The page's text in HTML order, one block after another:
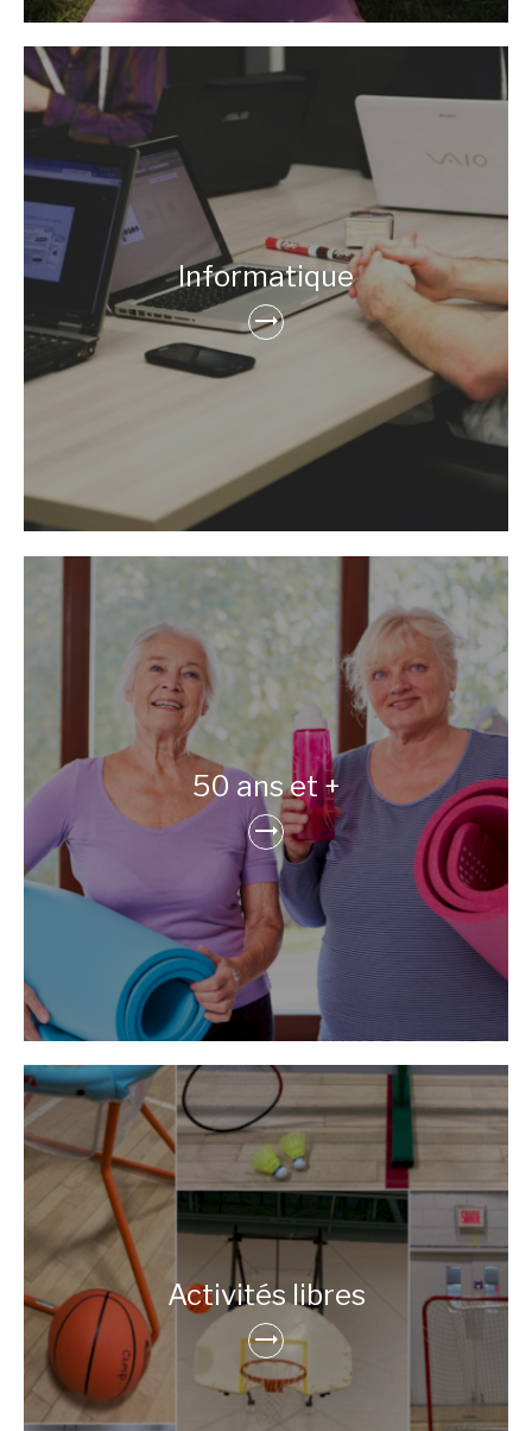
Informatique
50 ans et +
Activités libres